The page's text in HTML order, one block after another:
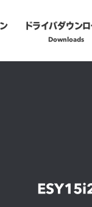
ドライバダウン
Downloads